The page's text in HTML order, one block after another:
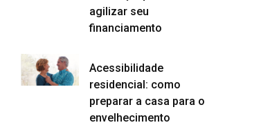
agilizar seu
financiamento
Acessibilidade
residencial: como
preparar a casa para o
envelhecimento